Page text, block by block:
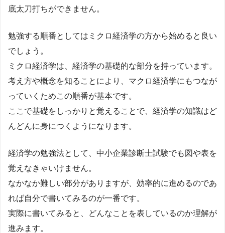
底太刀打ちができません。
勉強する順番としてはミクロ経済学の方から始めると良い
でしょう。
ミクロ経済学は、経済学の基礎的な部分を持っています。
考え方や概念を知ることにより、マクロ経済学にもつなが
っていくためこの順番が基本です。
ここで基礎をしっかりと覚えることで、経済学の知識はど
んどんに身につくようになります。
経済学の勉強法として、中小企業診断士試験でも図や表を
覚えなきゃいけません。
なかなか難しい部分がありますが、効率的に進めるのであ
れば自分で書いてみるのが一番です。
実際に書いてみると、どんなことを表しているのか理解が
進みます。